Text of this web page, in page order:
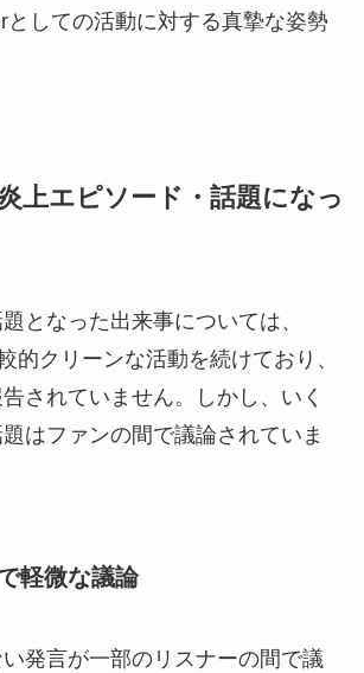
としての活動に対する真摯な姿勢
上エピソード・話題になっ
となった出来事については、
的クリーンな活動を続けており、
されていません。しかし、いく
はファンの間で議論されていま
軽微な議論
発言が一部のリスナーの間で議